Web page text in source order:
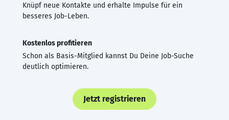
Knüpf neue Kontakte und erhalte Impulse für ein
besseres Job-Leben.
Kostenlos profitieren
Schon als Basis-Mitglied kannst Du Deine Job-Suche
deutlich optimieren.
Jetzt registrieren